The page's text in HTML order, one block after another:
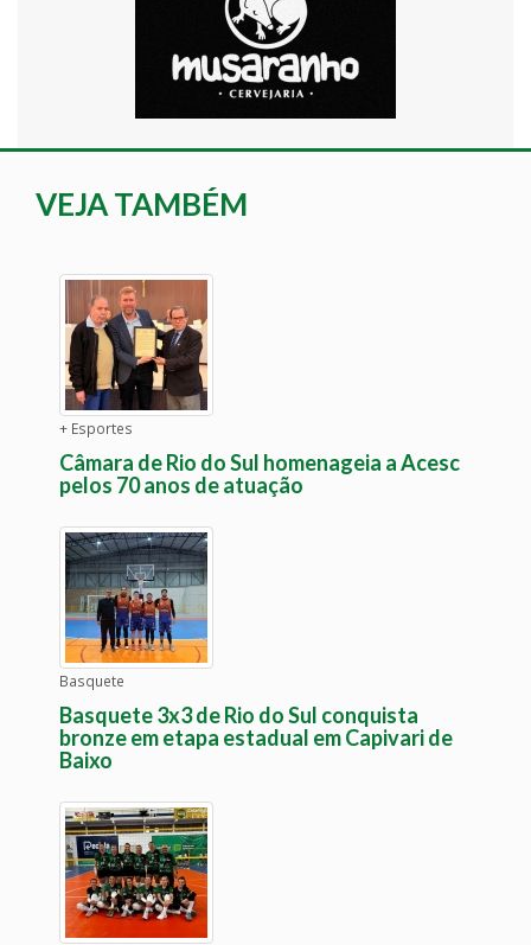
VEJA TAMBÉM
+ Esportes
Câmara de Rio do Sul homenageia a Acesc
pelos 70 anos de atuação
Basquete
Basquete 3x3 de Rio do Sul conquista
bronze em etapa estadual em Capivari de
Baixo